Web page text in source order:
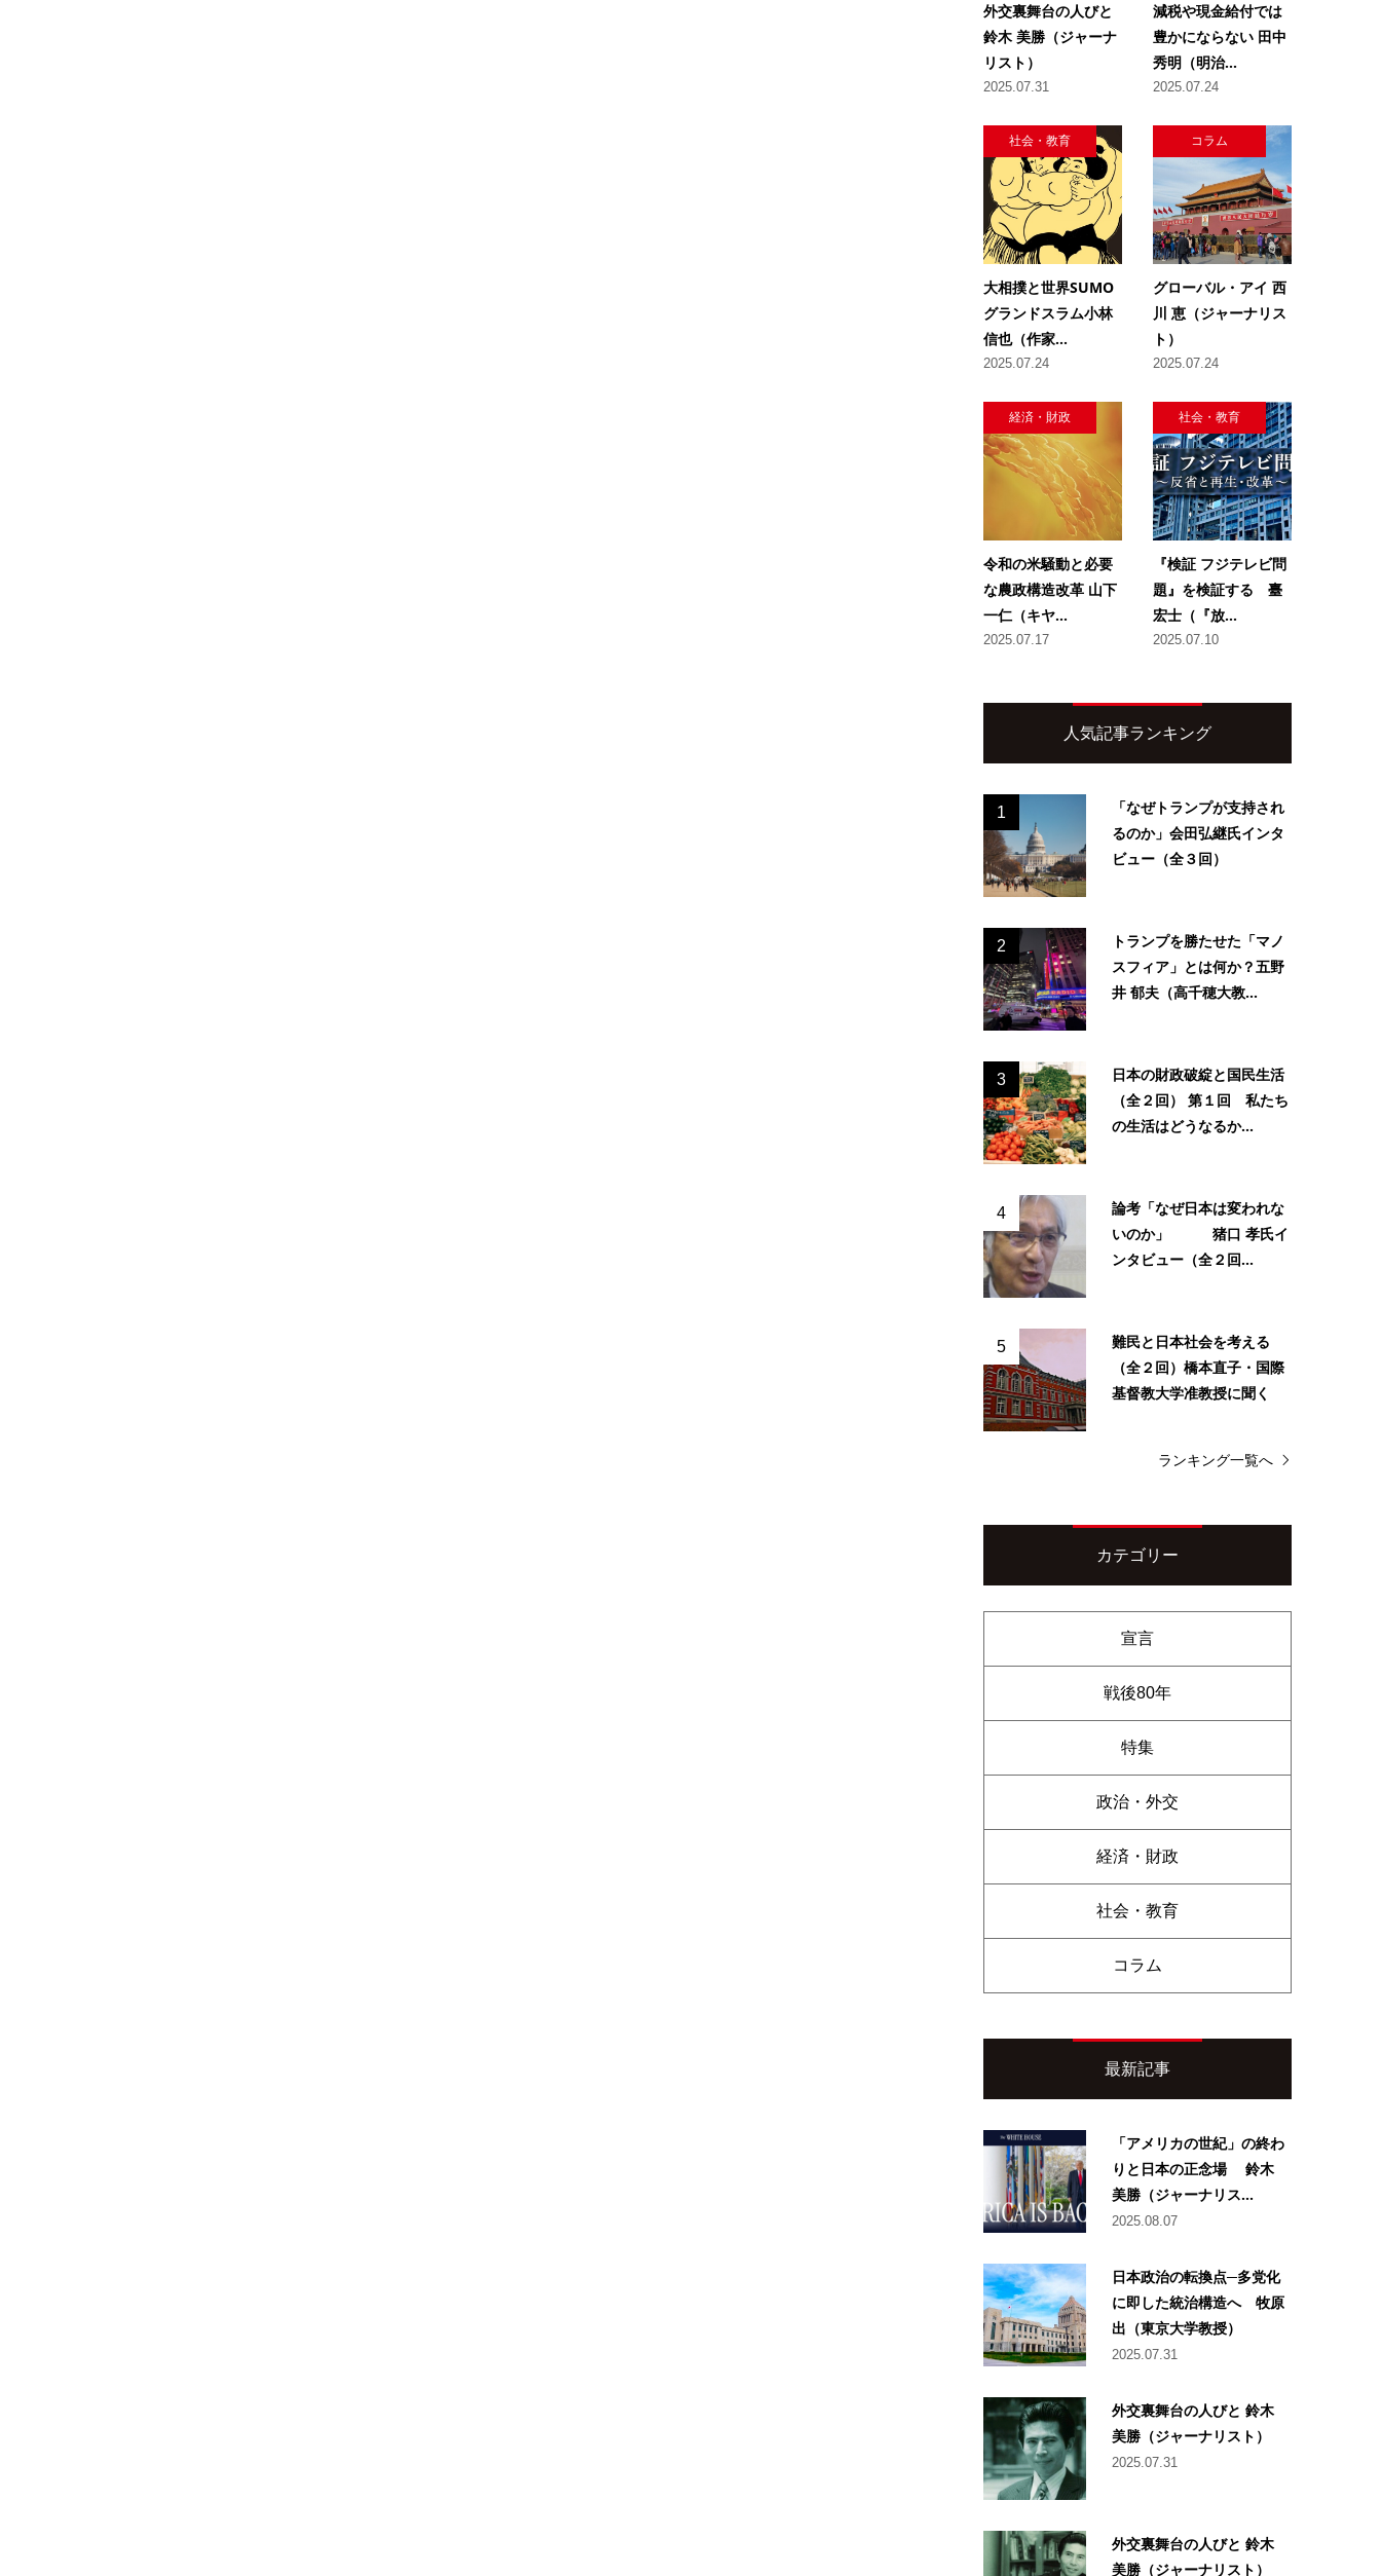
外交裏舞台の人びと
鈴木 美勝（ジャーナ
リスト）
2025.07.31
減税や現金給付では
豊かにならない 田中
秀明（明治...
2025.07.24
社会・教育
大相撲と世界SUMO
グランドスラム小林
信也（作家...
2025.07.24
コラム
グローバル・アイ 西
川 恵（ジャーナリス
ト）
2025.07.24
経済・財政
令和の米騒動と必要
な農政構造改革 山下
一仁（キヤ...
2025.07.17
社会・教育
『検証 フジテレビ問
題』を検証する 臺
宏士（『放...
2025.07.10
人気記事ランキング
1
「なぜトランプが支持され
るのか」会田弘継氏インタ
ビュー（全３回）
2
トランプを勝たせた「マノ
スフィア」とは何か？五野
井 郁夫（高千穂大教...
3
日本の財政破綻と国民生活
（全２回） 第１回 私たち
の生活はどうなるか...
4
論考「なぜ日本は変われな
いのか」 猪口 孝氏イ
ンタビュー（全２回...
5
難民と日本社会を考える
（全２回）橋本直子・国際
基督教大学准教授に聞く
ランキング一覧へ
カテゴリー
宣言
戦後80年
特集
政治・外交
経済・財政
社会・教育
コラム
最新記事
「アメリカの世紀」の終わ
りと日本の正念場 鈴木
美勝（ジャーナリス...
2025.08.07
日本政治の転換点─多党化
に即した統治構造へ 牧原
出（東京大学教授）
2025.07.31
外交裏舞台の人びと 鈴木
美勝（ジャーナリスト）
2025.07.31
外交裏舞台の人びと 鈴木
美勝（ジャーナリスト）